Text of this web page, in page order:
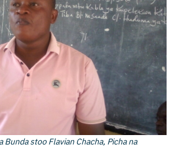
Bunda stoo Flavian Chacha, Picha na